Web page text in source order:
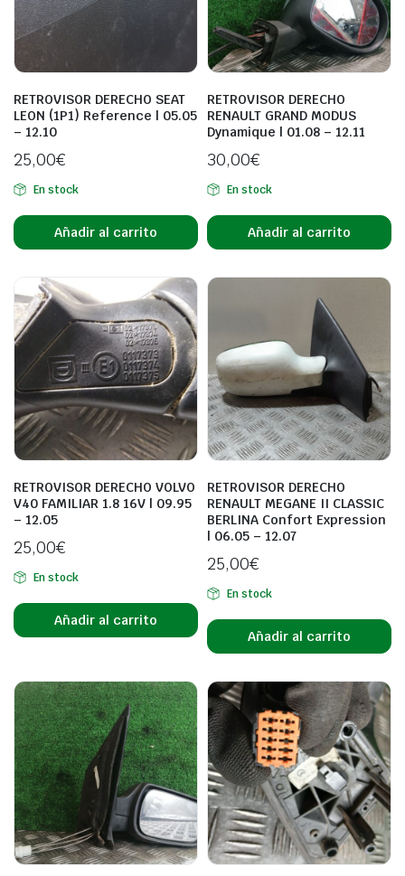
RETROVISOR DERECHO SEAT
LEON (1P1) Reference | 05.05
– 12.10
25,00€
En stock
Añadir al carrito
RETROVISOR DERECHO
RENAULT GRAND MODUS
Dynamique | 01.08 – 12.11
30,00€
En stock
Añadir al carrito
RETROVISOR DERECHO VOLVO
V40 FAMILIAR 1.8 16V | 09.95
– 12.05
25,00€
En stock
Añadir al carrito
RETROVISOR DERECHO
RENAULT MEGANE II CLASSIC
BERLINA Confort Expression
| 06.05 – 12.07
25,00€
En stock
Añadir al carrito